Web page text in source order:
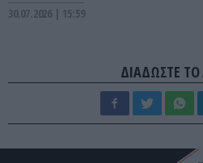
30.07.2026 | 15:59
ΔΙΑΔΩΣΤΕ